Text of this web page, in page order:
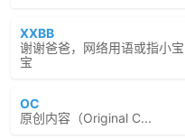
XXBB
谢谢爸爸，网络用语或指小宝
宝
OC
原创内容（Original C...